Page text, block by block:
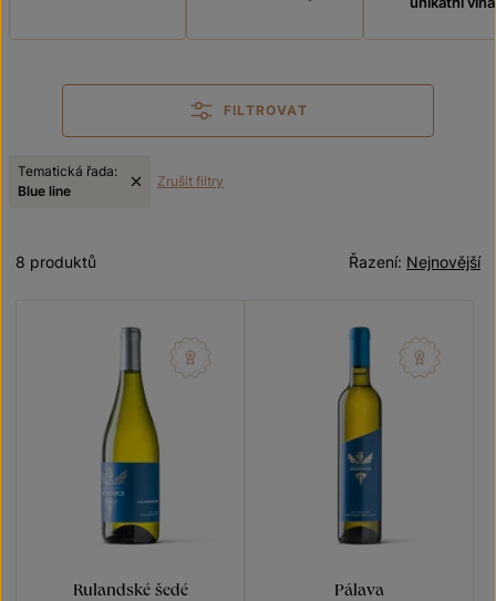
FILTROVAT
Tematická řada:
Blue line
Zrušit filtry
Nejnovější
Řazení:
8 produktů
Rulandské šedé Pálava